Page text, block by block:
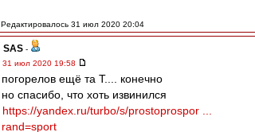
Редактировалось 31 июл 2020 20:04
SAS -
31 июл 2020 19:58
погорелов ещё та Т.... конечно
но спасибо, что хоть извинился
https://yandex.ru/turbo/s/prostoprospor ...
rand=sport